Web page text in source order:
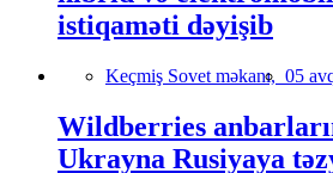
istiqaməti dəyişib
Keçmiş Sovet məkanı, 05
Wildberries
Ukrayna Rusiyaya